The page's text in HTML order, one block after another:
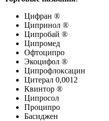
Цифран ®
Ципринол ®
Ципробай ®
Ципромед
Офтоципро
Экоцифол ®
Ципрофлоксацин
Цитерал 0,0012
Квинтор ®
Ципросол
Проципро
Басиджен